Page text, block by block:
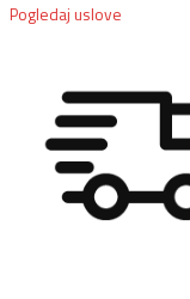
Pogledaj uslove